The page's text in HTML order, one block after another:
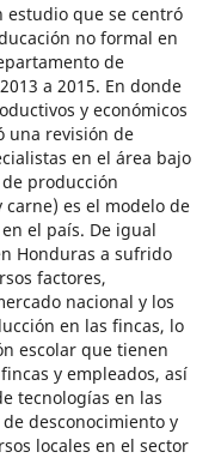
estudio que se centró
no formal en
de
a 2015. En donde
y económicos
una revisión de
en el área bajo
producción
es el modelo de
el país. De igual
Honduras a sufrido
factores,
nacional y los
en las fincas, lo
escolar que tienen
y empleados, así
tecnologías en las
desconocimiento y
locales en el sector